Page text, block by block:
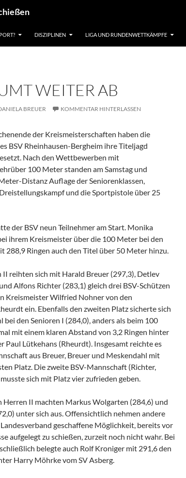
DISZIPLINEN LIGA UND RUNDENWETTKÄMPFE
WEITER AB
BREUER KOMMENTAR HINTERLASSEN
der Kreismeisterschaften haben die
BSV Rheinhausen-Bergheim ihre Titeljagd
Nach den Wettbewerben mit
100 Meter standen am Samstag und
Distanz Auflage der Seniorenklassen,
und die Sportpistole über 25
der BSV neun Teilnehmer am Start. Monika
ihrem Kreismeister über die 100 Meter bei den
288,9 Ringen auch den Titel über 50 Meter hinzu.
II reihten sich mit Harald Breuer (297,3), Detlev
Alfons Richter (283,1) gleich drei BSV-Schützen
Kreismeister Wilfried Nohner von den
ein. Ebenfalls den zweiten Platz sicherte sich
bei den Senioren I (284,0), anders als beim 100
mit einem klaren Abstand von 3,2 Ringen hinter
Paul Lütkehans (Rheurdt). Insgesamt reichte es
aus Breuer, Breuer und Meskendahl mit
Platz. Die zweite BSV-Mannschaft (Richter,
sich mit Platz vier zufrieden geben.
Herren II machten Markus Wolgarten (284,6) und
unter sich aus. Offensichtlich nehmen andere
geschaffene Möglichkeit, bereits vor
aufgelegt zu schießen, zurzeit noch nicht wahr. Bei
belegte auch Rolf Kroniger mit 291,6 den
Harry Möhrke vom SV Asberg.